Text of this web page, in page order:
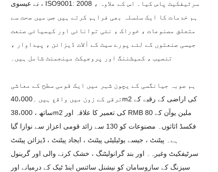
نے عیسوی ، ISO9001: 2008 سرٹیفکیٹ پاس کیا۔ اس کے علاوہ ،
ہم خدمات کا ایک سلسلہ بھی فراہم کرتے ہیں جس میں صحت سے
متعلق مصنوعات ، خوراک ، نئی توانائی اور کیمیائی صنعت
جیسی صنعتوں کے لئے پورے سیٹ کے آلات ڈیزائن ، پیداوار ،
تنصیب ، کمیشننگ اور پروجیکٹ مینجمنٹ شامل ہیں۔
ہم صوبہ جیانگسی کے یچون شہر میں ایک قومی سطح کے معاشی
ترقی کے زون میں واقع ہیں ۔40،000m2 کی اراضی کے رقبے کے
ساتھ ، 38،000m2 کی تعمیر کا علاقہ اور RMB 80 ملین یوآن کے
فکسڈ اثاثوں۔ مصنوعات کو 130 سے ​​زائد قومی اعزاز سے نوازا گیا
ہے۔ پیٹنٹ ، جیسے یوٹیلیٹی پیٹنٹ ، ایجاد پیٹنٹ ، ڈیزائن پیٹنٹ
سرٹیفکیٹ وغیرہ۔ اور بند گرانولیٹنگ ، خشک کرنے والی اور گرینول
سیزنگ کے سازوسامان کو نیشنل سائنس اینڈ ٹیک کے درمیانے اور